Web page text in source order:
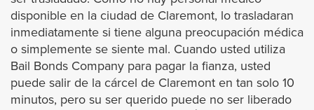
Hawaiian Gardens
Hawthorne
disponible en la ciudad de Claremont, lo trasladaran
inmediatamente si tiene alguna preocupación médica
o simplemente se siente mal. Cuando usted utiliza
Bail Bonds Company para pagar la fianza, usted
puede salir de la cárcel de Claremont en tan solo 10
minutos, pero su ser querido puede no ser liberado